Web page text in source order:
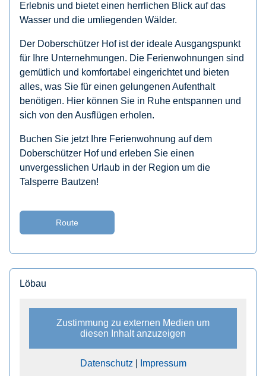
Erlebnis und bietet einen herrlichen Blick auf das
Wasser und die umliegenden Wälder.
Der Doberschützer Hof ist der ideale Ausgangspunkt
für Ihre Unternehmungen. Die Ferienwohnungen sind
gemütlich und komfortabel eingerichtet und bieten
alles, was Sie für einen gelungenen Aufenthalt
benötigen. Hier können Sie in Ruhe entspannen und
sich von den Ausflügen erholen.
Buchen Sie jetzt Ihre Ferienwohnung auf dem
Doberschützer Hof und erleben Sie einen
unvergesslichen Urlaub in der Region um die
Talsperre Bautzen!
Route
Löbau
Zustimmung zu externen Medien um
diesen Inhalt anzuzeigen
Datenschutz Impressum